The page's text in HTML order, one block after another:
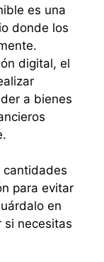
es una
donde los
digital, el
a bienes
cantidades
para evitar
en
si necesitas